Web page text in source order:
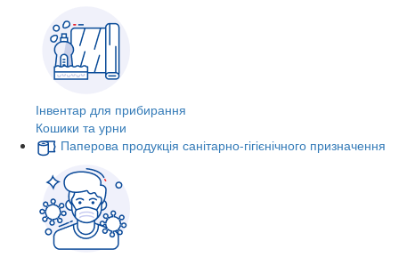
Інвентар для прибирання
Кошики та урни
Паперова продукція санітарно-гігієнічного призначення